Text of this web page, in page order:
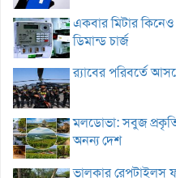
একবার মিটার
ডিমান্ড চার্জ
র‌্যাবের পরিবর্তে
মলডোভা: সবুজ
অনন্য দেশ
ভালুকার রেপটাইলস